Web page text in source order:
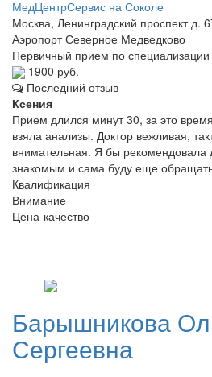
МедЦентрСервис на Соколе
Москва, Ленинградский проспект д.
АэропортСеверное Медведково
Первичный прием по специализации
1900 руб.
Последний отзыв
Ксения
Прием длился минут 30, за это
взяла анализы. Доктор вежливая,
внимательная. Я бы рекомендовала
знакомым и сама буду еще
Квалификация
Внимание
Цена-качество
Барышникова
Сергеевна